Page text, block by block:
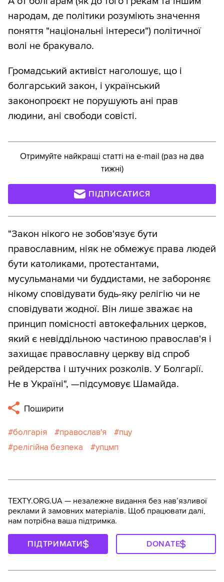
народам, де політики розуміють значення
поняття "національні інтереси") політичної
волі не бракувало.
Громадський активіст наголошує, що і
болгарський закон, і український
законопроєкт не порушують ані прав
людини, ані свободи совісті.
Отримуйте найкращі статті на e-mail (раз на два
тижні)
ПІДПИСАТИСЯ
"Закон нікого не зобов'язує бути
православним, ніяк не обмежує права людей
бути католиками, протестантами,
мусульманами чи буддистами, не забороняє
нікому сповідувати будь-яку релігію чи не
сповідувати жодної. Він лише зважає на
принцип помісності автокефальних церков,
який є невіддільною частиною православ'я і
захищає православну церкву від спроб
рейдерства і штучних розколів. У Болгарії.
Не в Україні", —підсумовує Шамайда.
Поширити
болгарія православ'я
пцу
релігійна безпека
упцмп
TEXTY.ORG.UA — незалежне видання без навʼязливої
реклами й замовних матеріалів. Щоб працювати далі,
нам потрібна ваша підтримка.
ПІДТРИМАТИ DONATE